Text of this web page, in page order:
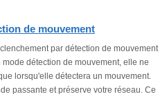
de mouvement
par détection de mouvement
détection de mouvement, elle ne
lorsqu'elle détectera un mouvement.
passante et préserve votre réseau. Ce